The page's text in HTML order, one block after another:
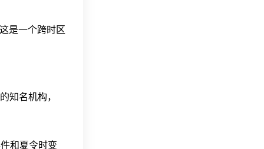
是一个跨时区
知名机构，
和夏令时变